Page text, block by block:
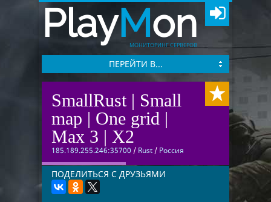
PlayMon
МОНИТОРИНГ СЕРВЕРОВ
ПЕРЕЙТИ В...
SmallRust | Small
map | One grid |
Max 3 | X2
185.189.255.246:35700 / Rust / Россия
ПОДЕЛИТЬСЯ С ДРУЗЬЯМИ